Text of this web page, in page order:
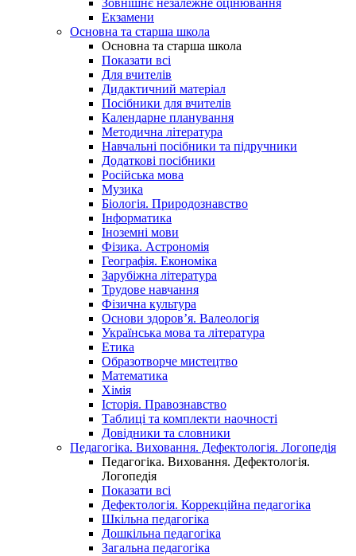
Зовнішнє незалежне оцінювання
Екзамени
Основна та старша школа
Основна та старша школа
Показати всі
Для вчителів
Дидактичний матеріал
Посібники для вчителів
Календарне планування
Методична література
Навчальні посібники та підручники
Додаткові посібники
Російська мова
Музика
Біологія. Природознавство
Інформатика
Іноземні мови
Фізика. Астрономія
Географія. Економіка
Зарубіжна література
Трудове навчання
Фізична культура
Основи здоров’я. Валеологія
Українська мова та література
Етика
Образотворче мистецтво
Математика
Хімія
Історія. Правознавство
Таблиці та комплекти наочності
Довідники та словники
Педагогіка. Виховання. Дефектологія. Логопедія
Педагогіка. Виховання. Дефектологія.
Логопедія
Показати всі
Дефектологія. Коррекційна педагогіка
Шкільна педагогіка
Дошкільна педагогіка
Загальна педагогіка